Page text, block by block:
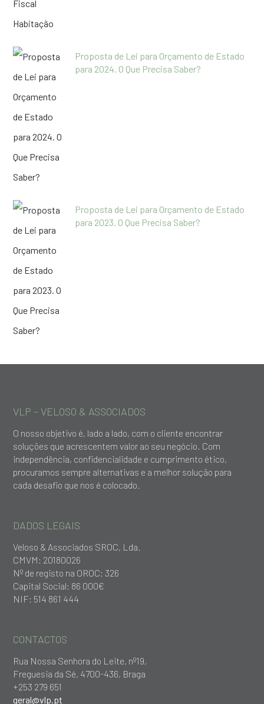
Proposta de Lei para Orçamento de Estado
para 2024. O Que Precisa Saber?
Proposta de Lei para Orçamento de Estado
para 2023. O Que Precisa Saber?
VLP – VELOSO & ASSOCIADOS
O nosso objetivo é, lado a lado, com o cliente encontrar
soluções que acrescentem valor ao seu negócio. Com
independência, confidencialidade e cumprimento ético,
procuramos sempre alternativas e a melhor solução para
cada desafio que nos é colocado.
DADOS LEGAIS
Veloso & Associados SROC, Lda.
CMVM: 20180026
Nº de registo na OROC: 326
Capital Social: 86 000€
NIF: 514 861 444
CONTACTOS
Rua Nossa Senhora do Leite, nº19,
Freguesia da Sé, 4700-436, Braga
+253 279 651
geral@vlp.pt